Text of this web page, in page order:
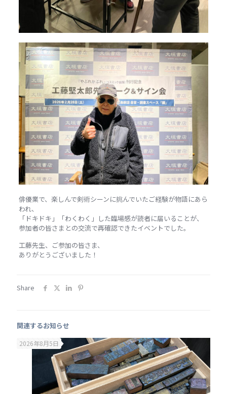
俳優業で、楽しんで剣術シーンに挑んでいたご経験が物語にあら
われ、
「ドキドキ」「わくわく」した臨場感が読者に届いることが、
参加者の皆さまとの交流で再確認できたイベントでした。
工藤先生、ご参加の皆さま、
ありがとうございました！
Share
関連するお知らせ
2026年8月5日